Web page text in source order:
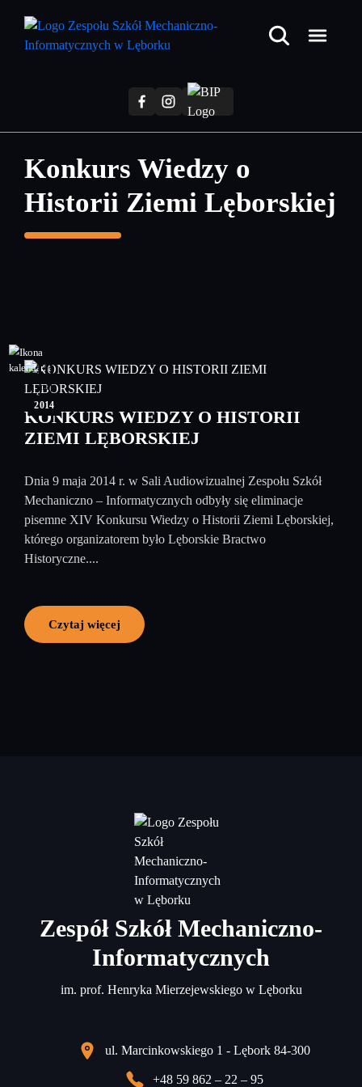
treści
Konkurs Wiedzy o
Historii Ziemi Lęborskiej
10
maj
2014
KONKURS WIEDZY O HISTORII
ZIEMI LĘBORSKIEJ
Dnia 9 maja 2014 r. w Sali Audiowizualnej Zespołu Szkół
Mechaniczno – Informatycznych odbyły się eliminacje
pisemne XIV Konkursu Wiedzy o Historii Ziemi Lęborskiej,
którego organizatorem było Lęborskie Bractwo
Historyczne....
Czytaj więcej
Zespół Szkół Mechaniczno-
Informatycznych
im. prof. Henryka Mierzejewskiego w Lęborku
ul. Marcinkowskiego 1 - Lębork 84-300
+48 59 862 – 22 – 95